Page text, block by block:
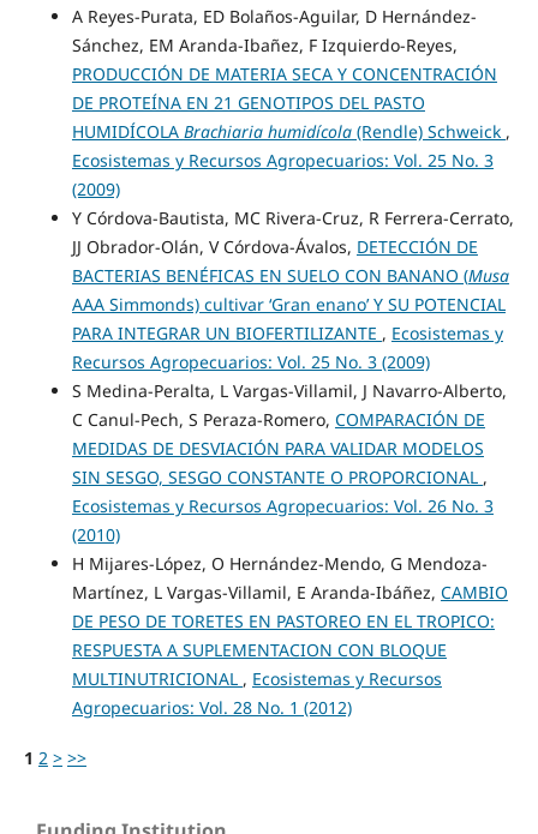
A Reyes-Purata, ED Bolaños-Aguilar, D Hernández-
Sánchez, EM Aranda-Ibañez, F Izquierdo-Reyes,
PRODUCCIÓN DE MATERIA SECA Y CONCENTRACIÓN
DE PROTEÍNA EN 21 GENOTIPOS DEL PASTO
HUMIDÍCOLA Brachiaria humidícola(Rendle) Schweick ,
Ecosistemas y Recursos Agropecuarios: Vol. 25 No. 3
(2009)
Y Córdova-Bautista, MC Rivera-Cruz, R Ferrera-Cerrato,
JJ Obrador-Olán, V Córdova-Ávalos, DETECCIÓN DE
BACTERIAS BENÉFICAS EN SUELO CON BANANO (Musa
AAA Simmonds) cultivar ‘Gran enano’ Y SU POTENCIAL
PARA INTEGRAR UN BIOFERTILIZANTE , Ecosistemas y
Recursos Agropecuarios: Vol. 25 No. 3 (2009)
S Medina-Peralta, L Vargas-Villamil, J Navarro-Alberto,
C Canul-Pech, S Peraza-Romero, COMPARACIÓN DE
MEDIDAS DE DESVIACIÓN PARA VALIDAR MODELOS
SIN SESGO, SESGO CONSTANTE O PROPORCIONAL ,
Ecosistemas y Recursos Agropecuarios: Vol. 26 No. 3
(2010)
H Mijares-López, O Hernández-Mendo, G Mendoza-
Martínez, L Vargas-Villamil, E Aranda-Ibáñez, CAMBIO
DE PESO DE TORETES EN PASTOREO EN EL TROPICO:
RESPUESTA A SUPLEMENTACION CON BLOQUE
MULTINUTRICIONAL , Ecosistemas y Recursos
Agropecuarios: Vol. 28 No. 1 (2012)
1 2 > >>